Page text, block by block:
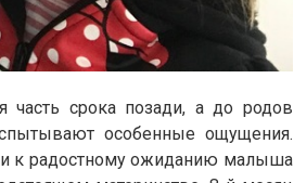
часть срока позади, а до родов
особенные ощущения.
к радостному ожиданию малыша